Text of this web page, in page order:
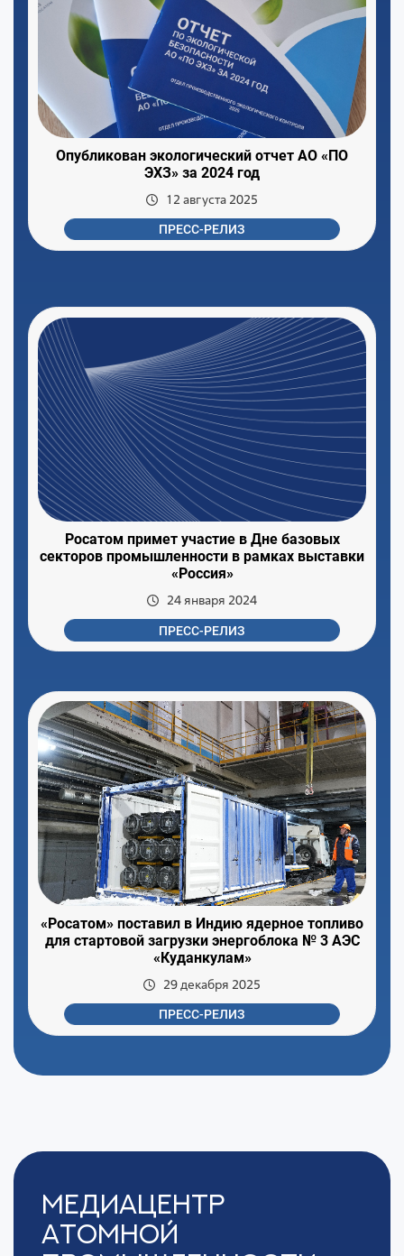
Опубликован экологический отчет АО «ПО
ЭХЗ» за 2024 год
12 августа 2025
ПРЕСС-РЕЛИЗ
Росатом примет участие в Дне базовых
секторов промышленности в рамках выставки
«Россия»
24 января 2024
ПРЕСС-РЕЛИЗ
«Росатом» поставил в Индию ядерное топливо
для стартовой загрузки энергоблока № 3 АЭС
«Куданкулам»
29 декабря 2025
ПРЕСС-РЕЛИЗ
Медиацентр
Атомной